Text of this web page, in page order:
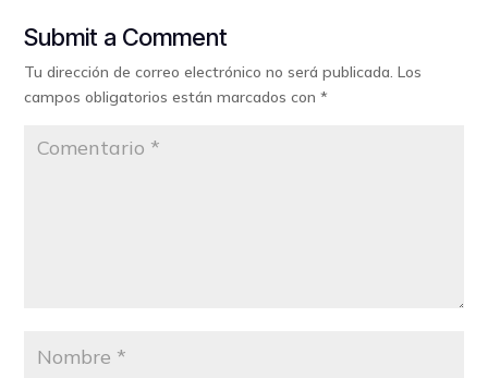
Submit a Comment
Tu dirección de correo electrónico no será publicada. Los
campos obligatorios están marcados con*